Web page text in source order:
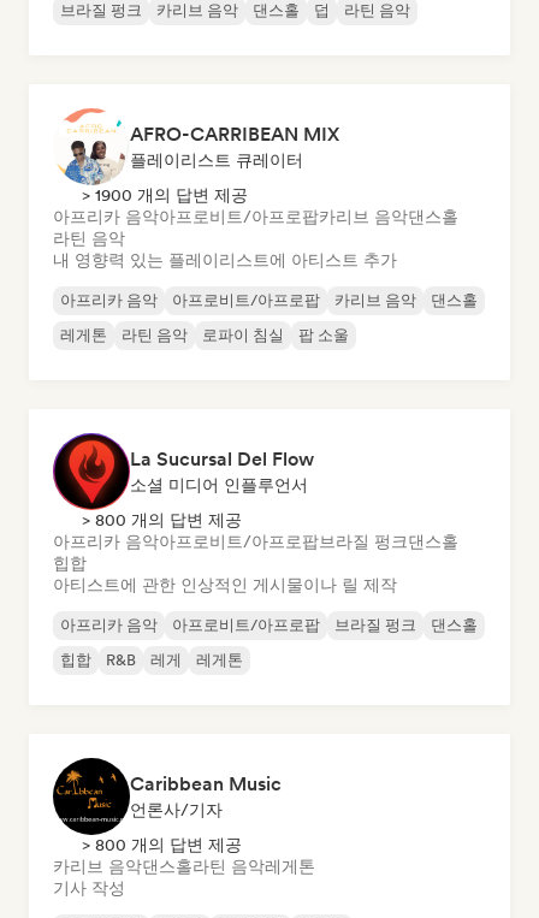
브라질 펑크
카리브 음악 댄스홀 덥 라틴 음악
AFRO-CARRIBEAN MIX
플레이리스트 큐레이터
> 1900 개의 답변 제공
아프리카 음악아프로비트/아프로팝카리브 음악댄스홀
라틴 음악
내 영향력 있는 플레이리스트에 아티스트 추가
아프리카 음악 아프로비트/아프로팝 카리브 음악
댄스홀
레게톤
라틴 음악 로파이 침실 팝 소울
La Sucursal Del Flow
소셜 미디어 인플루언서
> 800 개의 답변 제공
아프리카 음악아프로비트/아프로팝브라질 펑크댄스홀
힙합
아티스트에 관한 인상적인 게시물이나 릴 제작
아프리카 음악 아프로비트/아프로팝 브라질 펑크
댄스홀
힙합
R&B 레게 레게톤
Caribbean Music
언론사/기자
> 800 개의 답변 제공
카리브 음악댄스홀라틴 음악레게톤
기사 작성